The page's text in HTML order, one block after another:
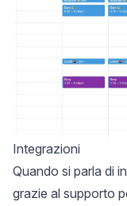
Integrazioni
Quando si parla di
grazie al supporto